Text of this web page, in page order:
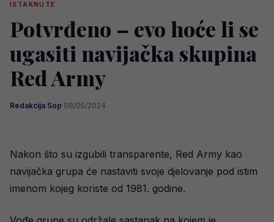
ISTAKNUTE
Potvrđeno – evo hoće li se
ugasiti navijačka skupina
Red Army
Redakcija Sop·08/05/2024
Nakon što su izgubili transparente, Red Army kao
navijačka grupa će nastaviti svoje djelovanje pod istim
imenom kojeg koriste od 1981. godine.